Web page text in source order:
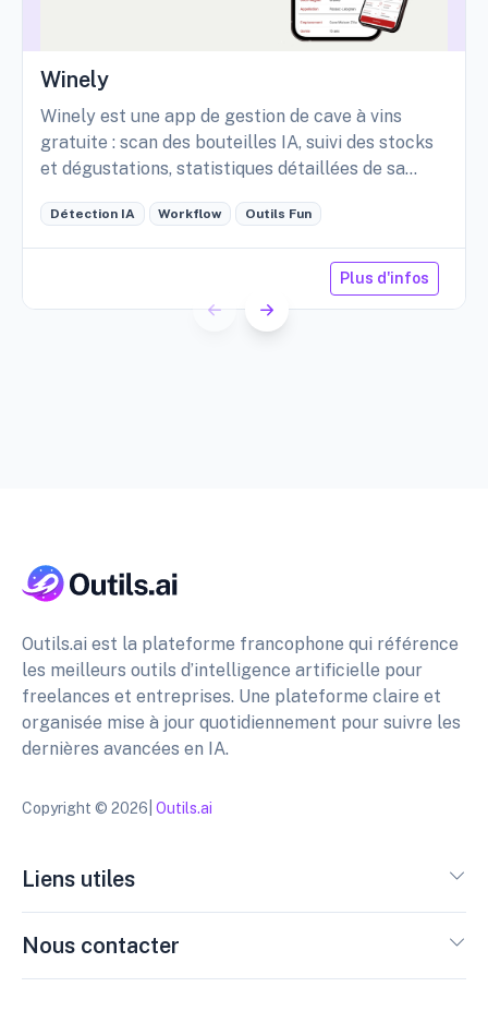
Winely
Winely est une app de gestion de cave à vins
gratuite : scan des bouteilles IA, suivi des stocks
et dégustations, statistiques détaillées de sa
Détection IA Workflow Outils Fun
Plus d'infos
Outils.ai est la plateforme francophone qui référence
les meilleurs outils d’intelligence artificielle pour
freelances et entreprises. Une plateforme claire et
organisée mise à jour quotidiennement pour suivre les
dernières avancées en IA.
Copyright © 2026| Outils.ai
Liens utiles
Nous contacter